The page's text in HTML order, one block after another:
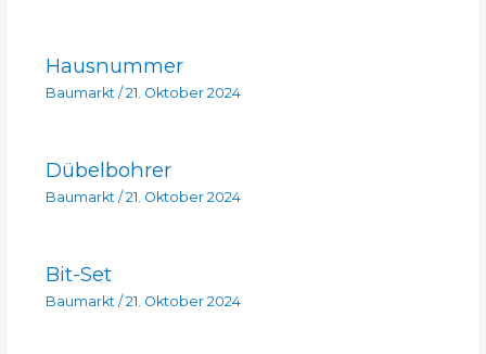
Hausnummer
Baumarkt/ 21. Oktober 2024
Dübelbohrer
Baumarkt/ 21. Oktober 2024
Bit-Set
Baumarkt / 21. Oktober 2024